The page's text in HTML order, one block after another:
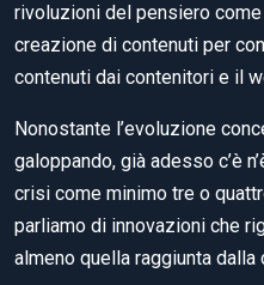
rivoluzioni del pensiero come
creazione di contenuti per
contenuti dai contenitori e il
Nonostante l’evoluzione
galoppando, già adesso c’è
crisi come minimo tre o
parliamo di innovazioni che
almeno quella raggiunta dalla